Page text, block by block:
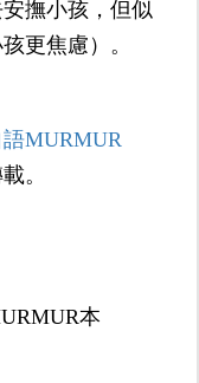
撫小孩，但似
更焦慮）。
MURMUR
。
本